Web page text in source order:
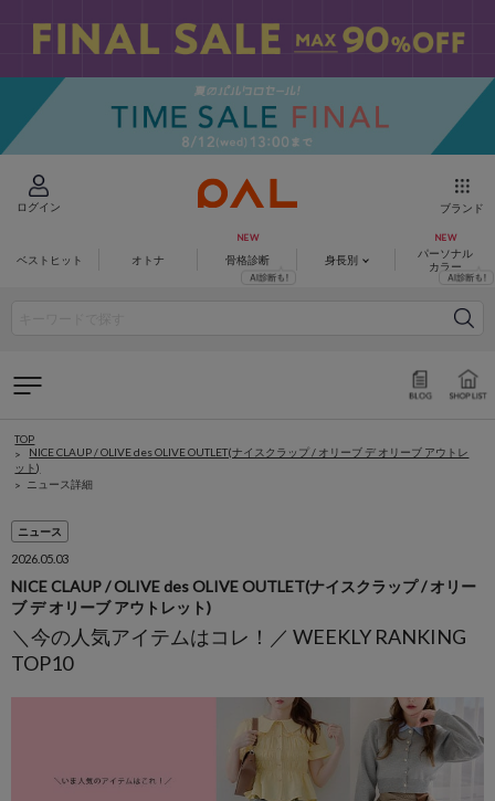
ログイン ブランド
ベストヒット オトナ 骨格診断 身長別
パーソナル
カラー
TOP
NICE CLAUP / OLIVE des OLIVE OUTLET(ナイスクラップ / オリーブ デ オリーブ アウトレ
ット)
ニュース詳細
ニュース
2026.05.03
NICE CLAUP / OLIVE des OLIVE OUTLET(ナイスクラップ / オリー
ブ デ オリーブ アウトレット)
＼今の人気アイテムはコレ！／ WEEKLY RANKING
TOP10